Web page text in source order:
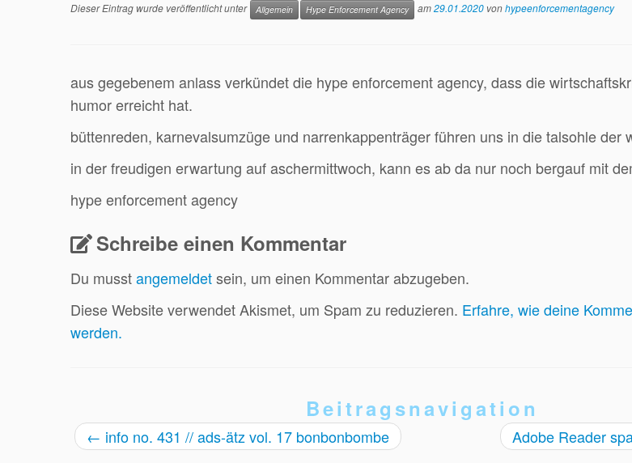
Dieser Eintrag wurde veröffentlicht unter Allgemein Hype Enforcement Agency am29.01.2020 vonhypeenforcementagency
aus gegebenem anlass verkündet die hype enforcement agency, dass die
humor erreicht hat.
büttenreden, karnevalsumzüge und narrenkappenträger führen uns in die talsohle der
in der freudigen erwartung auf aschermittwoch, kann es ab da nur noch bergauf mit
hype enforcement agency
Schreibe einen Kommentar
Du musstangemeldetsein, um einen Kommentar abzugeben.
Diese Website verwendet Akismet, um Spam zu reduzieren. Erfahre, wie deine
werden.
Beitragsnavigation
← info no. 431 // ads-ätz vol. 17 bonbonbombe Adobe Reader